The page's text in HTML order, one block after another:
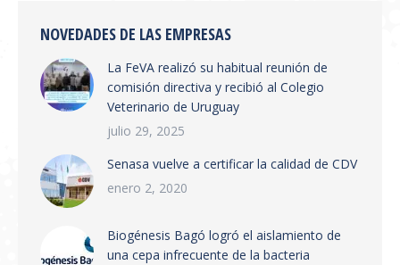
Electrónica y Sistema de Trazabilidad El
que establece la creación del Sistema
Integrado de Gestión de Trazabilidad de
Productos Veterinarios (SIGTRAZAVET) y la
obligatoriedad de la Receta Veterinaria
nacional. Puntos principales:…
NOVEDADES DE LAS EMPRESAS
La FeVA realizó su habitual reunión de
comisión directiva y recibió al Colegio
Veterinario de Uruguay
julio 29, 2025
Senasa vuelve a certificar la calidad de CDV
enero 2, 2020
Biogénesis Bagó logró el aislamiento de
una cepa infrecuente de la bacteria